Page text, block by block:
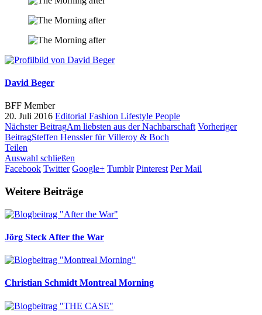
David Beger
BFF Member
20. Juli 2016 Editorial Fashion Lifestyle People
Nächster BeitragAm liebsten aus der Nachbarschaft Vorheriger
BeitragSteffen Henssler für Villeroy & Boch
Teilen
Auswahl schließen
Facebook Twitter Google+ Tumblr Pinterest Per Mail
Weitere Beiträge
Jörg Steck After the War
Christian Schmidt Montreal Morning